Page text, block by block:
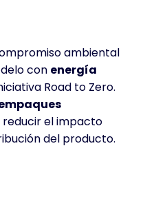
ambiental
con energía
Road to Zero.
reducir el impacto
del producto.